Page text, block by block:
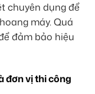
chuyên dụng để
máy. Quá
đảm bảo hiệu
đơn vị thi công